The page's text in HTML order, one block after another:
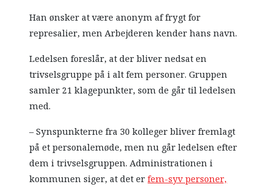
Han ønsker at være anonym af frygt for
represalier, men Arbejderen kender hans navn.
Ledelsen foreslår, at der bliver nedsat en
trivselsgruppe på i alt fem personer. Gruppen
samler 21 klagepunkter, som de går til ledelsen
med.
– Synspunkterne fra 30 kolleger bliver fremlagt
på et personalemøde, men nu går ledelsen efter
dem i trivselsgruppen. Administrationen i
kommunen siger, at det erfem-syv personer,